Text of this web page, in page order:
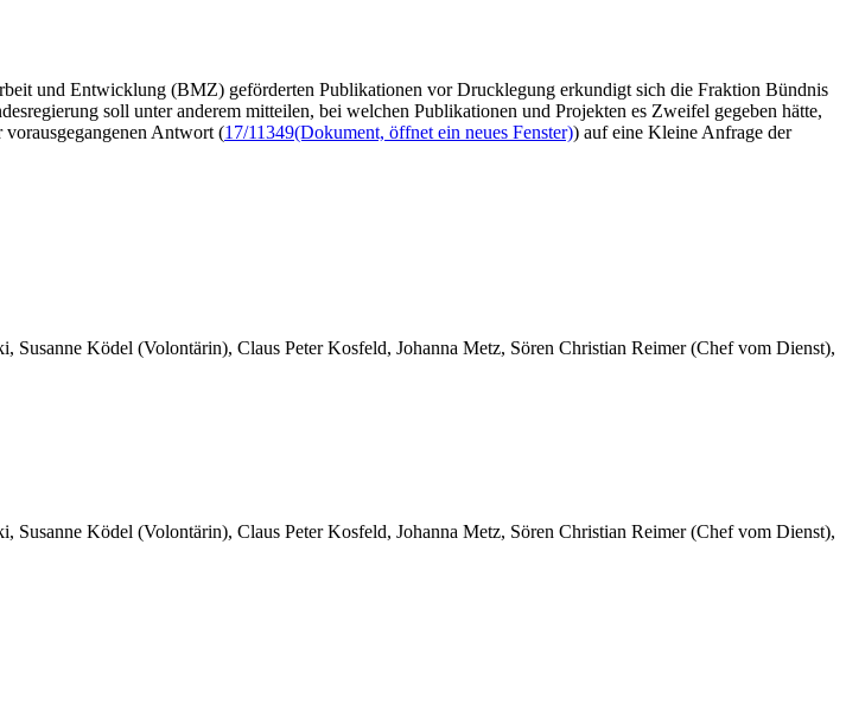
und Entwicklung (BMZ) geförderten Publikationen vor Drucklegung erkundigt sich die Fraktion Bündnis
soll unter anderem mitteilen, bei welchen Publikationen und Projekten es Zweifel gegeben hätte,
Antwort (17/11349(Dokument, öffnet ein neues Fenster)) auf eine Kleine Anfrage der
Susanne Ködel (Volontärin), Claus Peter Kosfeld, Johanna Metz, Sören Christian Reimer (Chef vom Dienst),
Susanne Ködel (Volontärin), Claus Peter Kosfeld, Johanna Metz, Sören Christian Reimer (Chef vom Dienst),